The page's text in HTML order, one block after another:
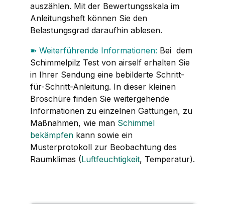
auszählen. Mit der Bewertungsskala im
Anleitungsheft können Sie den
Belastungsgrad daraufhin ablesen.
➽ Weiterführende Informationen: Bei dem
Schimmelpilz Test von airself erhalten Sie
in Ihrer Sendung eine bebilderte Schritt-
für-Schritt-Anleitung. In dieser kleinen
Broschüre finden Sie weitergehende
Informationen zu einzelnen Gattungen, zu
Maßnahmen, wie man Schimmel
bekämpfen kann sowie ein
Musterprotokoll zur Beobachtung des
Raumklimas (Luftfeuchtigkeit, Temperatur).